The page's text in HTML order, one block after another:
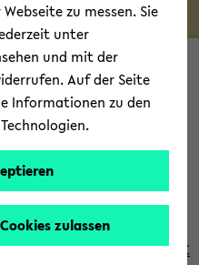
tel­
li­
gen­
te
Sys­
te­
me
En­
ist eine For­
vonDr.-Ing. Se­bas­ti­an
Tech­no­lo­gy CITEC
zu messen. Sie
unter
und mit der
Auf der Seite
Informationen zu den
zulassen